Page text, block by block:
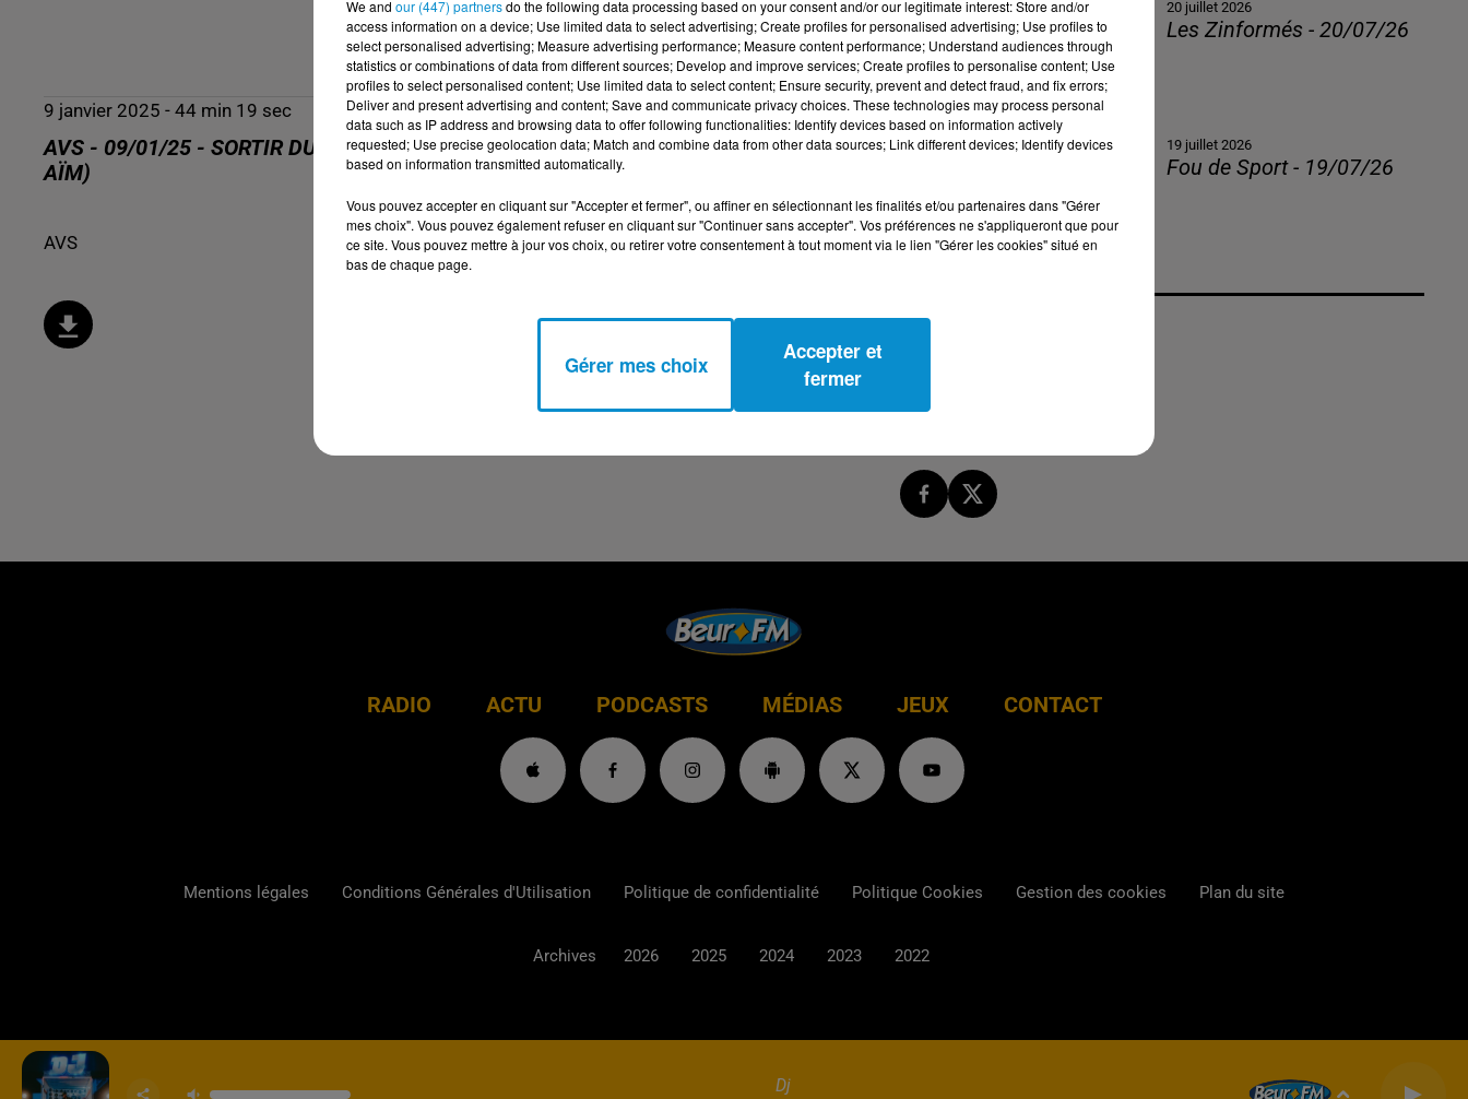
9 janvier 2025 - 44 min 19 sec
AVS - 09/01/25 - SORTIR DU SYNDROME DE SATURATION ! (ALICIA SANDON ET DR PHILIPPE
AÏM)
AVS
20 juillet 2026
Les Zinformés - 20/07/26
19 juillet 2026
Fou de Sport - 19/07/26
RADIO ACTU PODCASTS MÉDIAS JEUX CONTACT
Dj
Mentions légales Conditions Générales d'Utilisation Politique de confidentialité Politique Cookies Gestion des cookies Plan du site
Archives 2026 2025 2024 2023 2022
We and our (447) partnersdo the following data processing based on your consent and/or our legitimate interest: Store and/or
access information on a device; Use limited data to select advertising; Create profiles for personalised advertising; Use profiles to
select personalised advertising; Measure advertising performance; Measure content performance; Understand audiences through
statistics or combinations of data from different sources; Develop and improve services; Create profiles to personalise content; Use
profiles to select personalised content; Use limited data to select content; Ensure security, prevent and detect fraud, and fix errors;
Deliver and present advertising and content; Save and communicate privacy choices. These technologies may process personal
data such as IP address and browsing data to offer following functionalities: Identify devices based on information actively
requested; Use precise geolocation data; Match and combine data from other data sources; Link different devices; Identify devices
based on information transmitted automatically.
Vous pouvez accepter en cliquant sur "Accepter et fermer", ou affiner en sélectionnant les finalités et/ou partenaires dans "Gérer
mes choix". Vous pouvez également refuser en cliquant sur "Continuer sans accepter". Vos préférences ne s'appliqueront que pour
ce site. Vous pouvez mettre à jour vos choix, ou retirer votre consentement à tout moment via le lien "Gérer les cookies" situé en
bas de chaque page.
Gérer mes choix
Accepter et
fermer